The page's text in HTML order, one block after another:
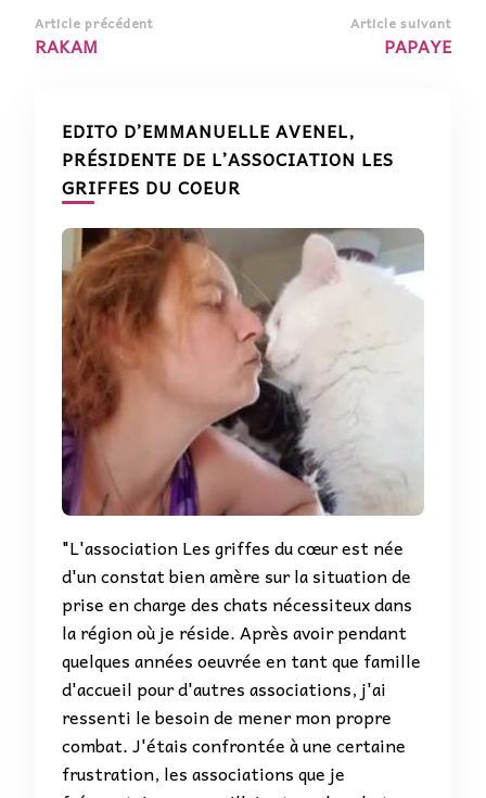
Article précédent
RAKAM
Article suivant
PAPAYE
EDITO D’EMMANUELLE AVENEL,
PRÉSIDENTE DE L’ASSOCIATION LES
GRIFFES DU COEUR
"L'association Les griffes du cœur est née
d'un constat bien amère sur la situation de
prise en charge des chats nécessiteux dans
la région où je réside. Après avoir pendant
quelques années oeuvrée en tant que famille
d'accueil pour d'autres associations, j'ai
ressenti le besoin de mener mon propre
combat. J'étais confrontée à une certaine
frustration, les associations que je